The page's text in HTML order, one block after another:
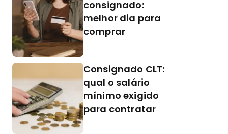
consignado:
melhor dia para
comprar
Consignado CLT:
qual o salário
mínimo exigido
para contratar